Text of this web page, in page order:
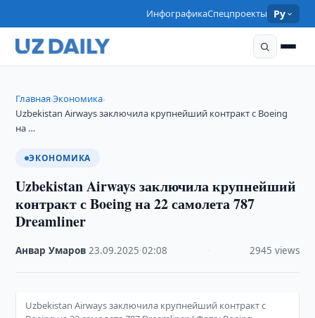
ИнфографикаСпецпроекты Ру
Главная›Экономика›
Uzbekistan Airways заключила крупнейший контракт с Boeing
на …
ЭКОНОМИКА
Uzbekistan Airways заключила крупнейший
контракт с Boeing на 22 самолета 787
Dreamliner
Анвар Умаров ·23.09.2025 ·02:08 2945 views
Uzbekistan Airways заключила крупнейший контракт с